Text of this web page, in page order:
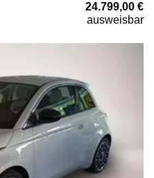
24.799,00 €
ausweisbar